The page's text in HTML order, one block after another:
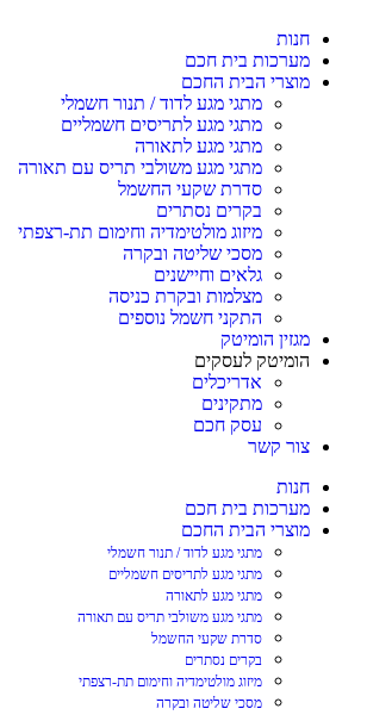
חנות
מערכות בית חכם
מוצרי הבית החכם
מתגי מגע לדוד / תנור חשמלי
מתגי מגע לתריסים חשמליים
מתגי מגע לתאורה
מתגי מגע משולבי תריס עם תאורה
סדרת שקעי החשמל
בקרים נסתרים
מיזוג מולטימדיה וחימום תת-רצפתי
מסכי שליטה ובקרה
גלאים וחיישנים
מצלמות ובקרת כניסה
התקני חשמל נוספים
מגזין הומיטק
הומיטק לעסקים
אדריכלים
מתקינים
עסק חכם
צור קשר
חנות
מערכות בית חכם
מוצרי הבית החכם
מתגי מגע לדוד / תנור חשמלי
מתגי מגע לתריסים חשמליים
מתגי מגע לתאורה
מתגי מגע משולבי תריס עם תאורה
סדרת שקעי החשמל
בקרים נסתרים
מיזוג מולטימדיה וחימום תת-רצפתי
מסכי שליטה ובקרה